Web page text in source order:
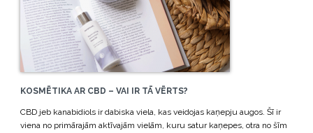
KOSMĒTIKA AR CBD – VAI IR TĀ VĒRTS?
CBD jeb kanabidiols ir dabiska viela, kas veidojas kaņepju augos. Šī ir
viena no primārajām aktīvajām vielām, kuru satur kaņepes, otra no šīm